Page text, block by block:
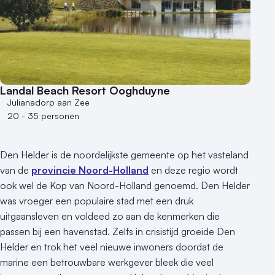
Kasteel en landgoed
Kleine / intieme locatie
Locaties aan zee
Museum
Theater
Varende locatie
Landal Beach Resort Ooghduyne
Julianadorp aan Zee
20 - 35 personen
Den Helder is de noordelijkste gemeente op het vasteland
van de provincie Noord-Holland en deze regio wordt
ook wel de Kop van Noord-Holland genoemd. Den Helder
was vroeger een populaire stad met een druk
uitgaansleven en voldeed zo aan de kenmerken die
passen bij een havenstad. Zelfs in crisistijd groeide Den
Helder en trok het veel nieuwe inwoners doordat de
marine een betrouwbare werkgever bleek die veel